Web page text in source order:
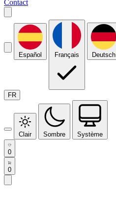
Contact
Español Français Deutsch
FR
Clair Sombre Système
0
0